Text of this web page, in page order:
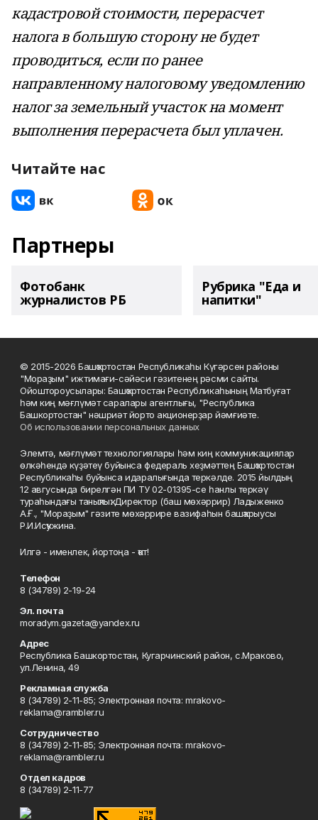
кадастровой стоимости, перерасчет
налога в большую сторону не будет
проводиться, если по ранее
направленному налоговому уведомлению
налог за земельный участок на момент
выполнения перерасчета был уплачен.
Читайте нас
Партнеры
Фотобанк
журналистов РБ
Рубрика "Еда и
напитки"
© 2015-2026 Башҡортостан Республикаһы Күгәрсен районы
"Мораҙым" ижтимағи-сәйәси гәзитенең рәсми сайты.
Ойоштороусылары: Башҡортостан Республикаһының Матбуғат
һәм киң мәғлүмәт саралары агентлығы, "Республика
Башкортостан" нәшриәт йорто акционерҙар йәмғиәте.
Об использовании персональных данных
Элемтә, мәғлүмәт технологиялары һәм киң коммуникациялар
өлкәһендә күҙәтеү буйынса федераль хеҙмәттең Башҡортостан
Республикаһы буйынса идаралығында теркәлде. 2015 йылдың
12 авгусында бирелгән ПИ ТУ 02-01395-се һанлы теркәү
тураһындағы таныҡлыҡ. Директор (баш мөхәррир) Ладыженко
А.Ғ., "Мораҙым" гәзите мөхәррире вазифаһын башҡарыусы
Р.И.Исҡужина.
Илгә - именлек, йортоңа - ҡот!
Телефон
8 (34789) 2-19-24
Эл. почта
moradym.gazeta@yandex.ru
Адрес
Республика Башкортостан, Кугарчинский район, с.Мраково,
ул.Ленина, 49
Рекламная служба
8 (34789) 2-11-85; Электронная почта: mrakovo-
reklama@rambler.ru
Сотрудничество
8 (34789) 2-11-85; Электронная почта: mrakovo-
reklama@rambler.ru
Отдел кадров
8 (34789) 2-11-77